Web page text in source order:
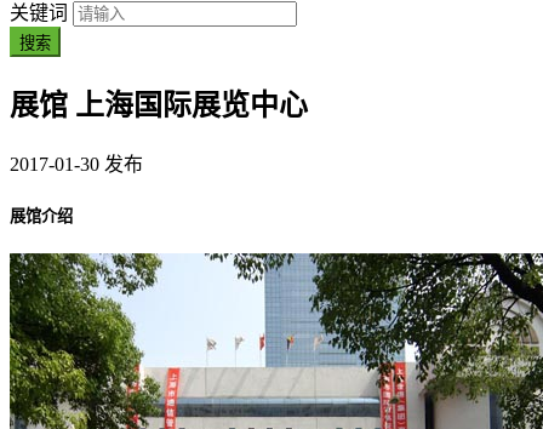
关键词
搜索
展馆 上海国际展览中心
2017-01-30 发布
展馆介绍